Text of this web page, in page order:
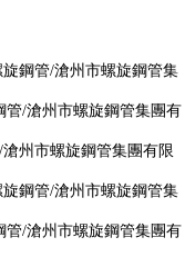
鋼管/滄州市螺旋鋼管集
管/滄州市螺旋鋼管集團有
州市螺旋鋼管集團有限
鋼管/滄州市螺旋鋼管集
管/滄州市螺旋鋼管集團有